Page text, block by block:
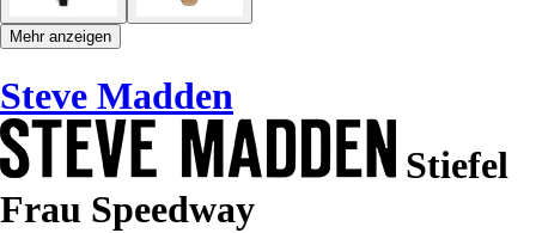
Mehr anzeigen
Steve Madden
Stiefel
Frau Speedway